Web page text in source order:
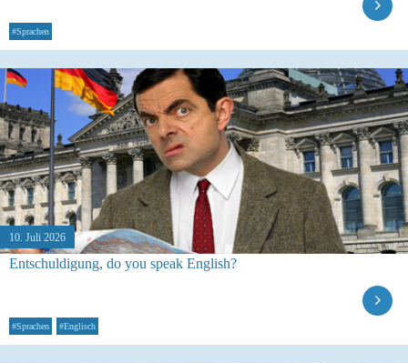
#Sprachen
10. Juli 2026
Entschuldigung, do you speak English?
#Sprachen #Englisch